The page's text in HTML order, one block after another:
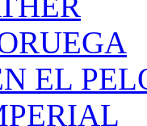
EL